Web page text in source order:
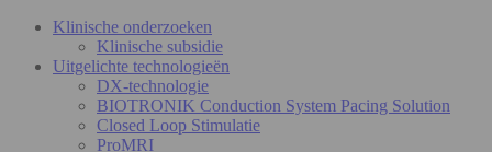
Klinische onderzoeken
Klinische subsidie
Uitgelichte technologieën
DX-technologie
BIOTRONIK Conduction System Pacing Solution
Closed Loop Stimulatie
ProMRI